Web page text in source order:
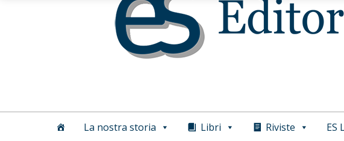
Editoriale
Scientifica
La nostra storia Libri Riviste ES